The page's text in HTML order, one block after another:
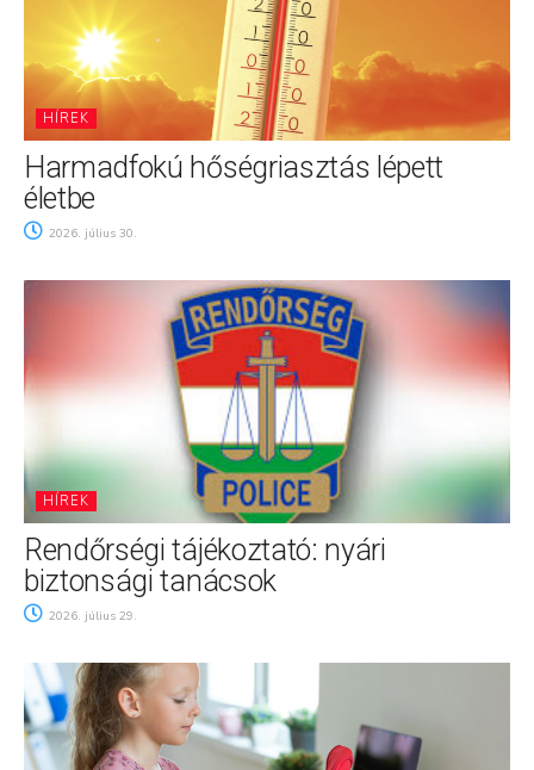
HÍREK
Harmadfokú hőségriasztás lépett
életbe
2026. július 30.
HÍREK
Rendőrségi tájékoztató: nyári
biztonsági tanácsok
2026. július 29.